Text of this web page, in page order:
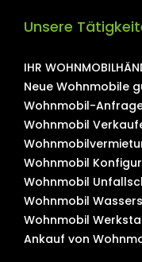
Unsere
IHR
Neue Wohnmobile
Wohnmobil-
Wohnmobil
Wohnmobil
Wohnmobil
Wohnmobil
Wohnmobil
Ankauf von